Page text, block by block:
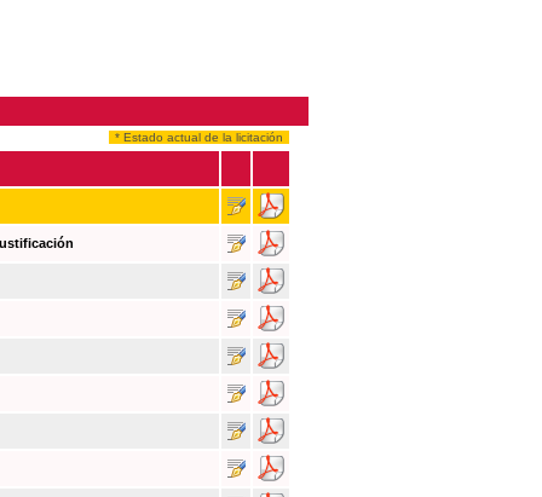
* Estado actual de la licitación